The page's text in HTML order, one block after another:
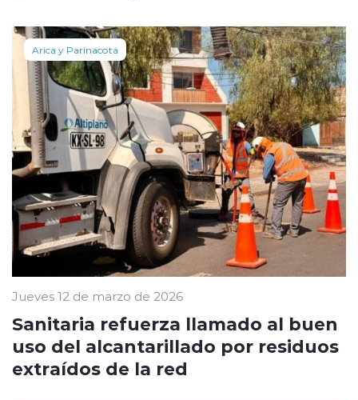
Arica y Parinacota
Jueves 12 de marzo de 2026
Sanitaria refuerza llamado al buen
uso del alcantarillado por residuos
extraídos de la red